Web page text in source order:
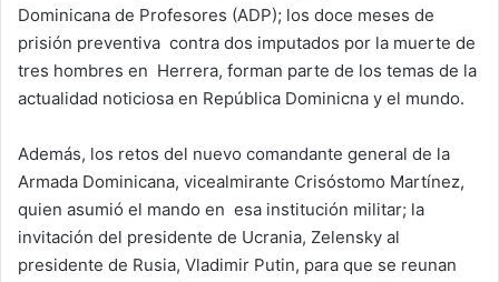
Dominicana de Profesores (ADP); los doce meses de
prisión preventiva contra dos imputados por la muerte de
tres hombres en Herrera, forman parte de los temas de la
actualidad noticiosa en República Dominicna y el mundo.
Además, los retos del nuevo comandante general de la
Armada Dominicana, vicealmirante Crisóstomo Martínez,
quien asumió el mando en esa institución militar; la
invitación del presidente de Ucrania, Zelensky al
presidente de Rusia, Vladimir Putin, para que se reunan